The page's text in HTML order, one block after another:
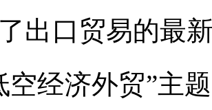
出口贸易的最
空经济外贸”主